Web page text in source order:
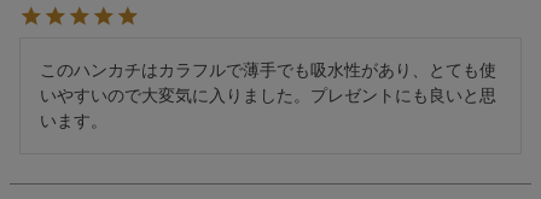
このハンカチはカラフルで薄手でも吸水性があり、とても使
いやすいので大変気に入りました。プレゼントにも良いと思
います。